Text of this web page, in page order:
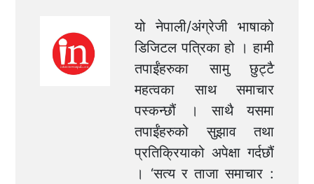
यो नेपाली/अंग्रेजी भाषाको
डिजिटल पत्रिका हो । हामी
तपाईंहरुका सामु छुट्टै
महत्वका साथ समाचार
पस्कन्छौं । साथै यसमा
तपाईंहरुको सुझाव तथा
प्रतिक्रियाको अपेक्षा गर्दछौं
। ‘सत्य र ताजा समाचार :